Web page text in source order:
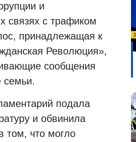
и
связях с трафиком
принадлежащая к
Революция»,
сообщения
семьи.
подала
и обвинила
том, что могло